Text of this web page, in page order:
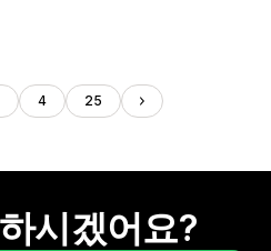
4 25
시겠어요?